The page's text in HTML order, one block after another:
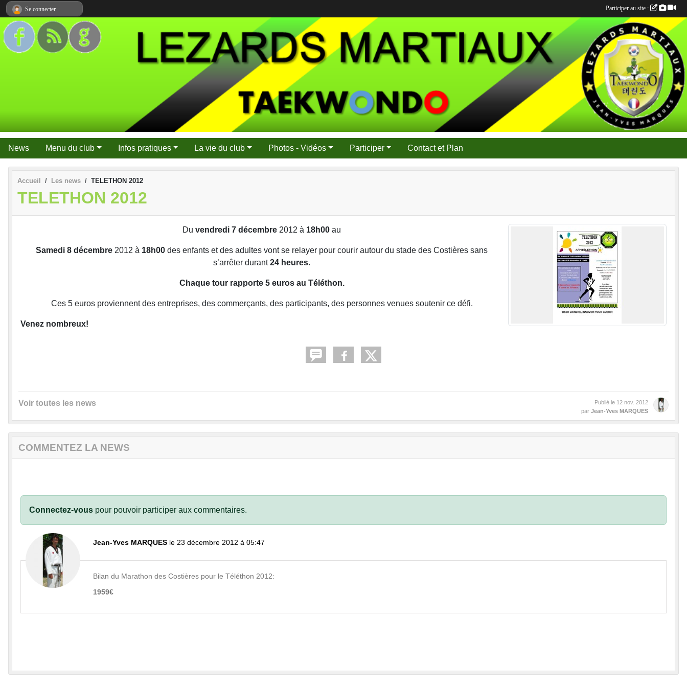
News Menu du club Infos pratiques La vie du club Photos - Vidéos Participer Contact et Plan
Accueil Les news TELETHON 2012
TELETHON 2012
Du vendredi 7 décembre 2012 à 18h00 au
Samedi 8 décembre 2012 à 18h00 des enfants et des adultes vont se relayer pour courir autour du stade des Costières sans
s’arrêter durant24 heures.
Chaque tour rapporte 5 euros au Téléthon.
Ces 5 euros proviennent des entreprises, des commerçants, des participants, des personnes venues soutenir ce défi.
Venez nombreux!
Voir toutes les news Publié le 12 nov. 2012
par Jean-Yves MARQUES
COMMENTEZ LA NEWS
Connectez-vous pour pouvoir participer aux commentaires.
Jean-Yves MARQUES le 23 décembre 2012 à 05:47
Bilan du Marathon des Costières pour le Téléthon 2012:
1959€
Se connecter Participer au site :
Panneau de gestion des cookies